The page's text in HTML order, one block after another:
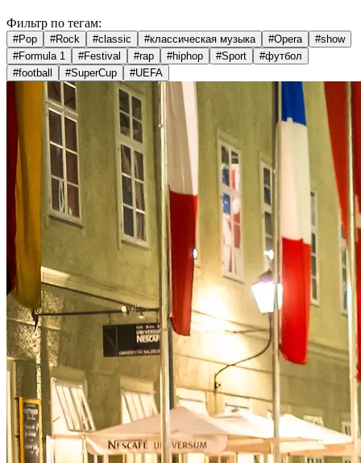
Фильтр по тегам:
#Pop #Rock #classic #классическая музыка #Opera #show
#Formula 1 #Festival #rap #hiphop #Sport #футбол
#football #SuperCup #UEFA